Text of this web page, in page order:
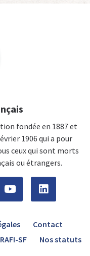
fondée en 1887 et
1906 qui a pour
ceux qui sont morts
ou étrangers.
Contact
RAFI-SF Nos statuts